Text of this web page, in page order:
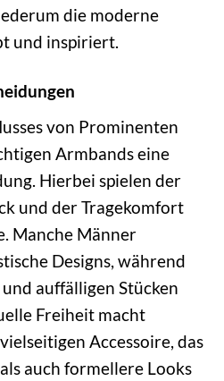
die moderne
und inspiriert.
von Prominenten
Armbands eine
Hierbei spielen der
und der Tragekomfort
Manche Männer
Designs, während
auffälligen Stücken
Freiheit macht
Accessoire, das
auch formellere Looks